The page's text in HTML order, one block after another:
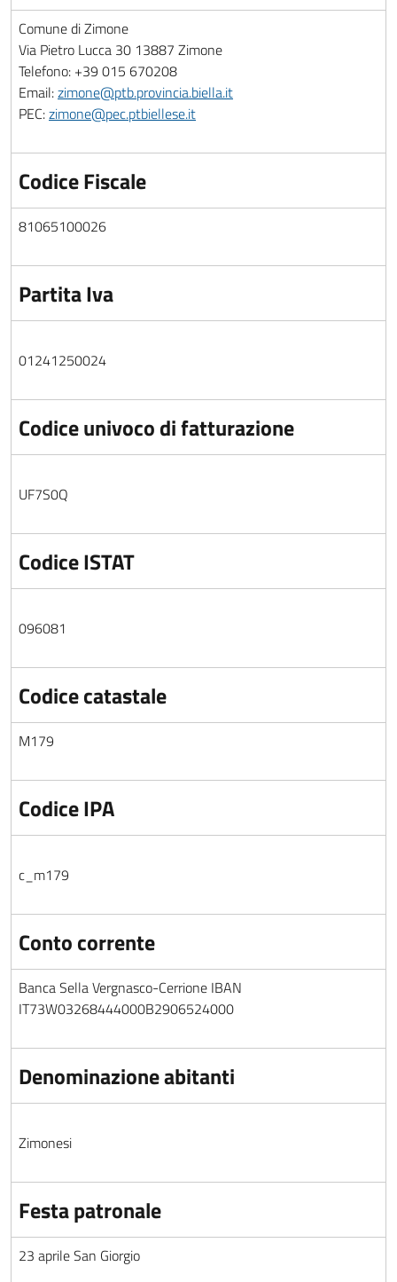
Comune di Zimone
Via Pietro Lucca 30 13887 Zimone
Telefono: +39 015 670208
Email:zimone@ptb.provincia.biella.it
PEC:zimone@pec.ptbiellese.it
Codice Fiscale
81065100026
Partita Iva
01241250024
Codice univoco di fatturazione
UF7S0Q
Codice ISTAT
096081
Codice catastale
M179
Codice IPA
c_m179
Conto corrente
Banca Sella Vergnasco-Cerrione IBAN
IT73W03268444000B2906524000
Denominazione abitanti
Zimonesi
Festa patronale
23 aprile San Giorgio